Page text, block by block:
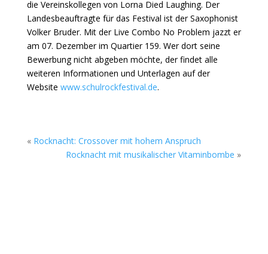
die Vereinskollegen von Lorna Died Laughing. Der
Landesbeauftragte für das Festival ist der Saxophonist
Volker Bruder. Mit der Live Combo No Problem jazzt er
am 07. Dezember im Quartier 159. Wer dort seine
Bewerbung nicht abgeben möchte, der findet alle
weiteren Informationen und Unterlagen auf der
Website www.schulrockfestival.de.
« Rocknacht: Crossover mit hohem Anspruch
Rocknacht mit musikalischer Vitaminbombe »